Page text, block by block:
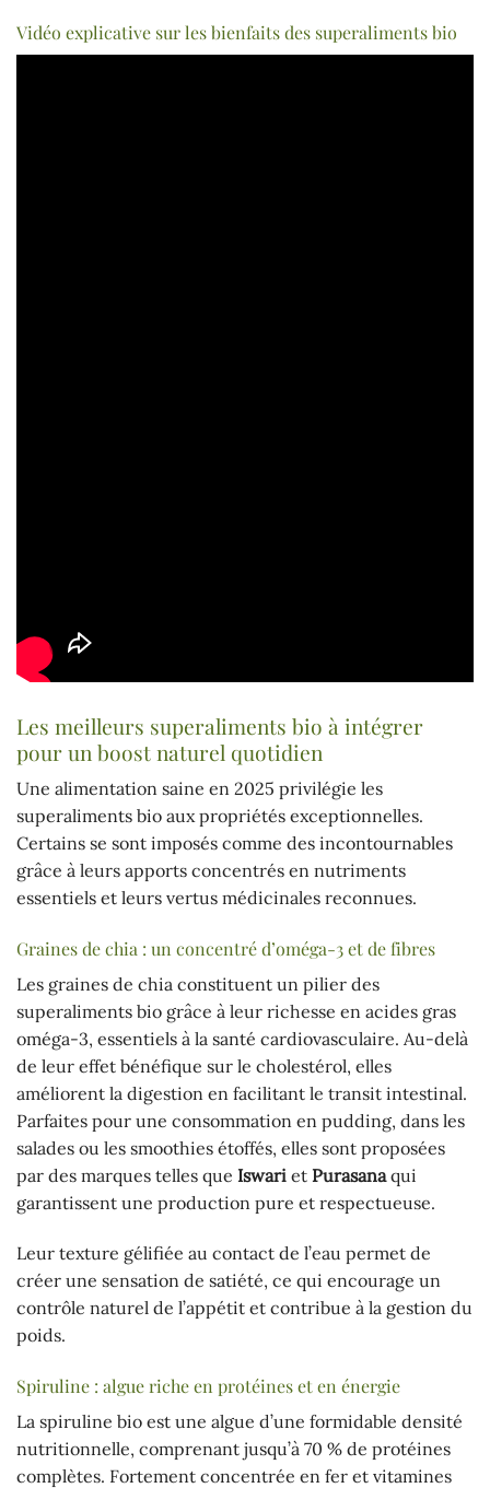
Vidéo explicative sur les bienfaits des superaliments bio
Les meilleurs superaliments bio à intégrer
pour un boost naturel quotidien
Une alimentation saine en 2025 privilégie les
superaliments bio aux propriétés exceptionnelles.
Certains se sont imposés comme des incontournables
grâce à leurs apports concentrés en nutriments
essentiels et leurs vertus médicinales reconnues.
Graines de chia : un concentré d’oméga-3 et de fibres
Les graines de chia constituent un pilier des
superaliments bio grâce à leur richesse en acides gras
oméga-3, essentiels à la santé cardiovasculaire. Au-delà
de leur effet bénéfique sur le cholestérol, elles
améliorent la digestion en facilitant le transit intestinal.
Parfaites pour une consommation en pudding, dans les
salades ou les smoothies étoffés, elles sont proposées
par des marques telles que Iswari et Purasanaqui
garantissent une production pure et respectueuse.
Leur texture gélifiée au contact de l’eau permet de
créer une sensation de satiété, ce qui encourage un
contrôle naturel de l’appétit et contribue à la gestion du
poids.
Spiruline : algue riche en protéines et en énergie
La spiruline bio est une algue d’une formidable densité
nutritionnelle, comprenant jusqu’à 70 % de protéines
complètes. Fortement concentrée en fer et vitamines